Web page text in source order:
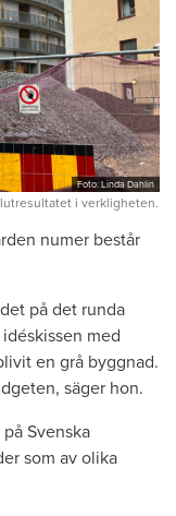
Foto: Linda Dahlin
i verkligheten.
numer består
på det runda
med
en grå byggnad.
säger hon.
Svenska
som av olika